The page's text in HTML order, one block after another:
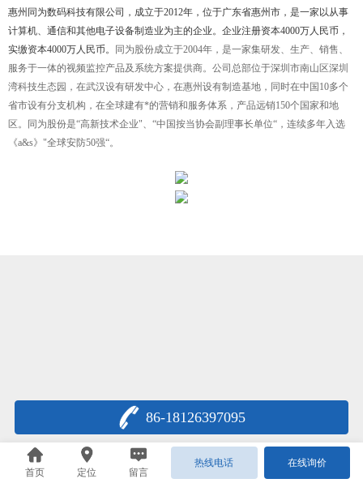
惠州同为数码科技有限公司，成立于2012年，位于广东省惠州市，是一家以从事
计算机、通信和其他电子设备制造业为主的企业。企业注册资本4000万人民币，
实缴资本4000万人民币。
同为股份成立于2004年，是一家集研发、生产、销售、
服务于一体的视频监控产品及系统方案提供商。公司总部位于深圳市南山区深圳
湾科技生态园，在武汉设有研发中心，在惠州设有制造基地，同时在中国10多个
省市设有分支机构，在全球建有*的营销和服务体系，产品远销150个国家和地
区。同为股份是“高新技术企业"、“中国按当协会副理事长单位“，连续多年入选
《a&s》"全球安防50强“。
86-18126397095
首页 定位 留言
热线电话 在线询价